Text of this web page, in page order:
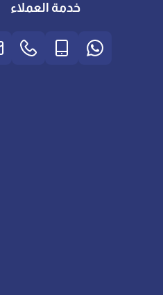
خدمة العملاء